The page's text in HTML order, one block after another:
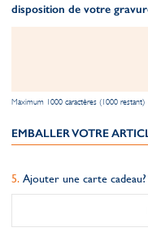
disposition de votre
Maximum 1000 caractères (1000 restant)
EMBALLER VOTRE
Ajouter une carte cadeau?